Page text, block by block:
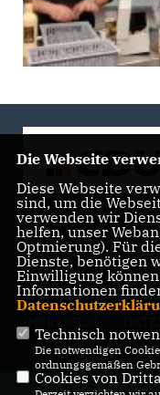
Ort.
@2026 CDU
Die Webseite
Diese Webseite
sind, um die
verwenden wir
helfen, unser
Optmierung). Für
Dienste, benötigen
Einwilligung
Informationen
Technisch
Die notwendigen
ordnungsgemäßen
Cookies von